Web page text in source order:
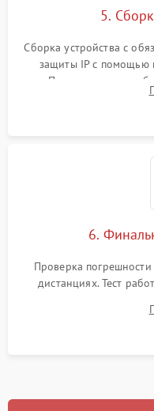
5.
Сборка устройства с
защиты IP с помощью
Программная
абсолютно черному телу
6.
Проверка
дистанциях. Тест
термограмм в память
автономности